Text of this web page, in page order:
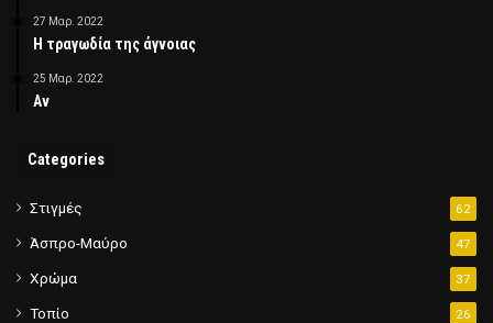
27 Μαρ. 2022
Η τραγωδία της άγνοιας
25 Μαρ. 2022
Αν
Categories
Στιγμές 62
Άσπρο-Μαύρο 47
Χρώμα 37
Τοπίο 26